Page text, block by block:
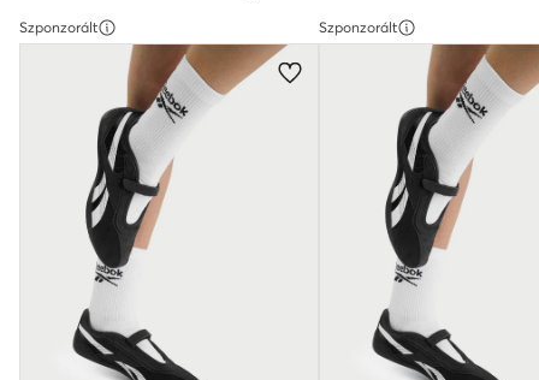
Szponzorált Szponzorált